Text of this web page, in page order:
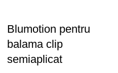
Blumotion pentru
balama clip
semiaplicat